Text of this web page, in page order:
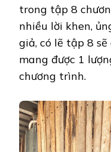
trong tập 8
nhiều lời khen,
giả, có lẽ tập 8
mang được 1
chương trình.